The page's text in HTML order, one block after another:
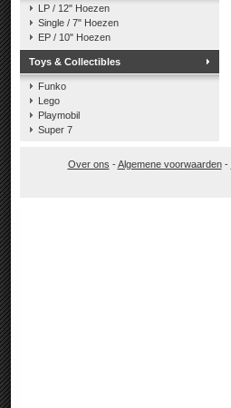
LP / 12" Hoezen
Single / 7" Hoezen
EP / 10" Hoezen
Toys & Collectibles
Funko
Lego
Playmobil
Super 7
Over ons -Algemene voorwaarden-